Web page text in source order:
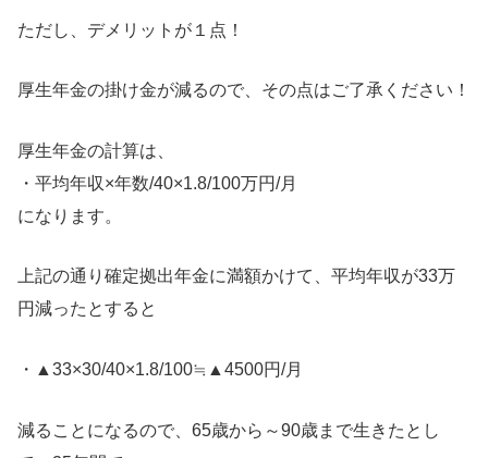
ただし、デメリットが１点！
厚生年金の掛け金が減るので、その点はご了承ください！
厚生年金の計算は、
・平均年収×年数/40×1.8/100万円/月
になります。
上記の通り確定拠出年金に満額かけて、平均年収が33万
円減ったとすると
・▲33×30/40×1.8/100≒▲4500円/月
減ることになるので、65歳から～90歳まで生きたとし